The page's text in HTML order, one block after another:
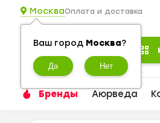
Москва
Ваш город Москва?
Оплата и доставка
Бренды Аюрведа